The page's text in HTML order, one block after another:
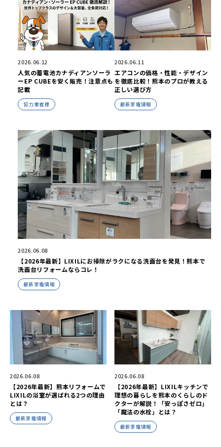
2026.06.12
人気の蓄電池カナディアンソーラ
ーEP CUBEを安く販売！注意点も
記載
協力業者様
2026.06.11
エアコンの価格・性能・デザイン
を徹底比較！熊本のプロが教える
正しい選び方
最新家電情報
2026.06.08
【2026年最新】LIXILにお掃除がラクになる洗面台を発見！熊本で
洗面台リフォームならコレ！
最新家電情報
2026.06.08
【2026年最新】熊本リフォームで
LIXILの浴室が選ばれる2つの理由
とは？
最新家電情報
2026.06.08
【2026年最新】LIXILキッチンで
理想の暮らしを熊本のくらしのド
クターが解説！「安っぽさゼロ」
「魔法の水栓」とは？
最新家電情報